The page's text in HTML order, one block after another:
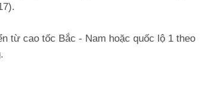
từ cao tốc Bắc - Nam hoặc quốc lộ 1 theo